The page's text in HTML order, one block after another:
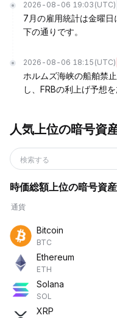
2026-08-06 19:03 (UTC)
7月の雇用統計は金曜
下の通りです。
2026-08-06 18:15 (UTC)
ホルムズ海峡の船舶禁
し、FRBの利上げ予想
人気上位の暗号資
検索する
時価総額上位の暗号資産
通貨
Bitcoin
BTC
Ethereum
ETH
Solana
SOL
XRP